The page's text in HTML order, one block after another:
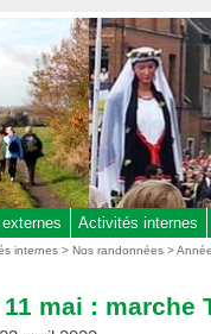
Activités internes
internes >Nos randonnées>
mai : marche